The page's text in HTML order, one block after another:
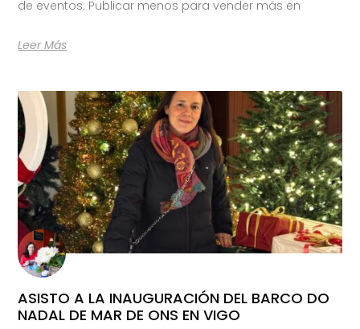
de eventos: Publicar menos para vender más en
Leer Más
ASISTO A LA INAUGURACIÓN DEL BARCO DO
NADAL DE MAR DE ONS EN VIGO